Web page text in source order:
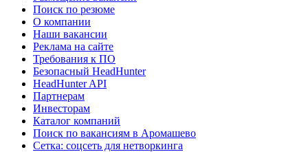
Поиск по резюме
О компании
Наши вакансии
Реклама на сайте
Требования к ПО
Безопасный HeadHunter
HeadHunter API
Партнерам
Инвесторам
Каталог компаний
Поиск по вакансиям в Аромашево
Сетка: соцсеть для нетворкинга